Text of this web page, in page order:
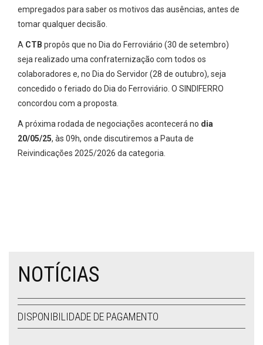
empregados para saber os motivos das ausências, antes de
tomar qualquer decisão.
A CTB propôs que no Dia do Ferroviário (30 de setembro)
seja realizado uma confraternização com todos os
colaboradores e, no Dia do Servidor (28 de outubro), seja
concedido o feriado do Dia do Ferroviário. O SINDIFERRO
concordou com a proposta.
A próxima rodada de negociações acontecerá no dia
20/05/25, às 09h, onde discutiremos a Pauta de
Reivindicações 2025/2026 da categoria.
NOTÍCIAS
DISPONIBILIDADE DE PAGAMENTO